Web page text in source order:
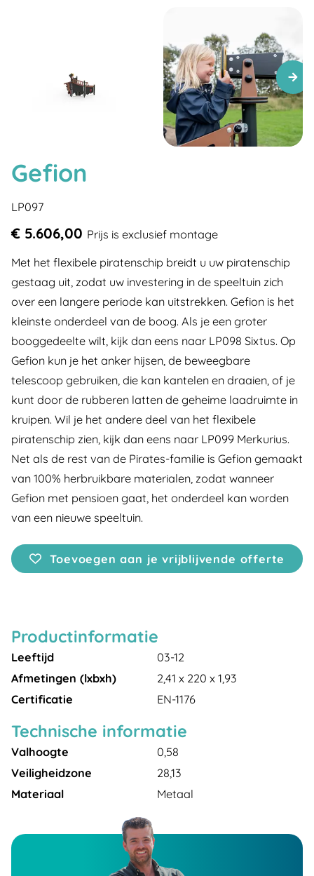
Gefion
LP097
€ 5.606,00 Prijs is exclusief montage
Met het flexibele piratenschip breidt u uw piratenschip
gestaag uit, zodat uw investering in de speeltuin zich
over een langere periode kan uitstrekken. Gefion is het
kleinste onderdeel van de boog. Als je een groter
booggedeelte wilt, kijk dan eens naar LP098 Sixtus. Op
Gefion kun je het anker hijsen, de beweegbare
telescoop gebruiken, die kan kantelen en draaien, of je
kunt door de rubberen latten de geheime laadruimte in
kruipen. Wil je het andere deel van het flexibele
piratenschip zien, kijk dan eens naar LP099 Merkurius.
Net als de rest van de Pirates-familie is Gefion gemaakt
van 100% herbruikbare materialen, zodat wanneer
Gefion met pensioen gaat, het onderdeel kan worden
van een nieuwe speeltuin.
Toevoegen aan je vrijblijvende offerte
Productinformatie
Leeftijd
03-12
Afmetingen (lxbxh)
2,41 x 220 x 1,93
Certificatie
EN-1176
Technische informatie
Valhoogte
0,58
Veiligheidzone
28,13
Materiaal
Metaal